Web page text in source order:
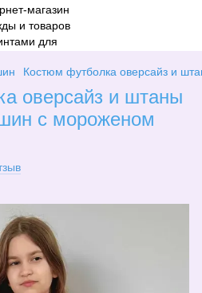
Костюм футболка оверсайз и
оверсайз и штаны
с мороженом